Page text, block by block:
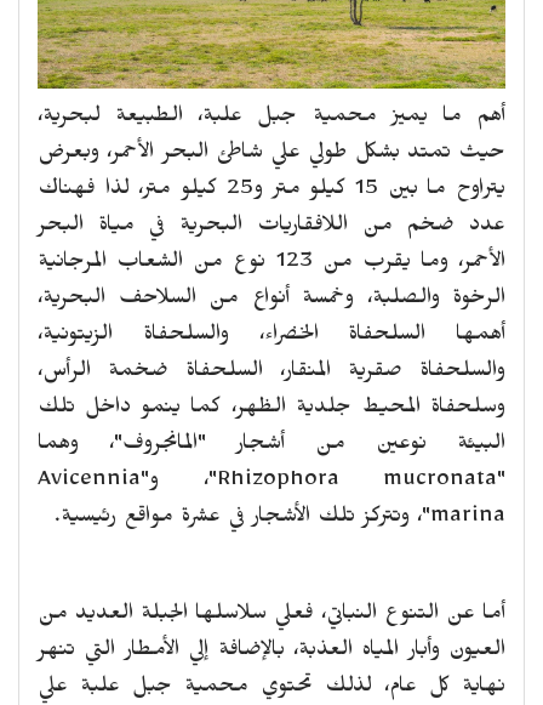
أهم ما يميز محمية جبل علبة، الطبيعة لبحرية،
حيث تمتد بشكل طولي علي شاطئ البحر الأحمر، وبعرض
يتراوح ما بين 15 كيلو متر و25 كيلو متر، لذا فهناك
عدد ضخم من اللافقاريات البحرية في مياة البحر
الأحمر، وما يقرب من 123 نوع من الشعاب المرجانية
الرخوة والصلبة، وخمسة أنواع من السلاحف البحرية،
أهمها السلحفاة الخضراء، والسلحفاة الزيتونية،
والسلحفاة صقرية المنقار، السلحفاة ضخمة الرأس،
وسلحفاة المحيط جلدية الظهر، كما ينمو داخل تلك
البيئة نوعين من أشجار "المانجروف"، وهما
"
Rhizophora mucronata"، و"Avicennia
marina"، وتتركز تلك الأشجار في عشرة مواقع رئيسية.
أما عن التنوع النباتي، فعلي سلاسلها الجبلة العديد من
العيون وأبار المياه العذبة، بالإضافة إلي الأمطار التي تنهر
نهاية كل عام، لذلك تحتوي محمية جبل علبة علي